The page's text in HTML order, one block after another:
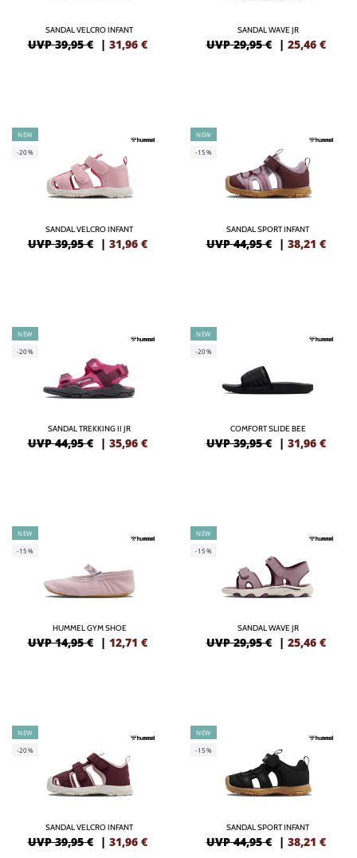
SANDAL VELCRO INFANT
UVP 39,95 € | 31,96 €
SANDAL WAVE JR
UVP 29,95 € | 25,46 €
NEW
-20%
SANDAL VELCRO INFANT
UVP 39,95 € | 31,96 €
NEW
-15%
SANDAL SPORT INFANT
UVP 44,95 € | 38,21 €
NEW
-20%
SANDAL TREKKING II JR
UVP 44,95 € | 35,96 €
NEW
-20%
COMFORT SLIDE BEE
UVP 39,95 € | 31,96 €
NEW
-15%
HUMMEL GYM SHOE
UVP 14,95 € | 12,71 €
NEW
-15%
SANDAL WAVE JR
UVP 29,95 € | 25,46 €
NEW
-20%
SANDAL VELCRO INFANT
UVP 39,95 € | 31,96 €
NEW
-15%
SANDAL SPORT INFANT
UVP 44,95 € | 38,21 €